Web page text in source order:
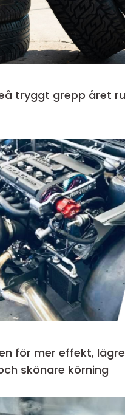
i
för mer effekt, lägre
skönare körning